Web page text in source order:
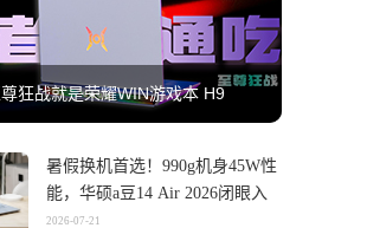
狂战就是荣耀WIN游戏本 H9
暑假换机首选！990g机身45W性
能，华硕a豆14 Air 2026闭眼入
2026-07-21